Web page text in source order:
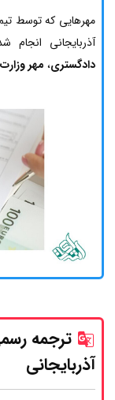
مهرهایی که توسط
آذربایجانی
دادگستری، مهر
ترجمه
آذربایجانی